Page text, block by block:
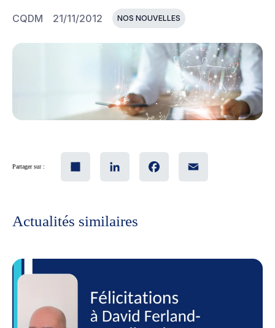
CQDM 21/11/2012 NOS NOUVELLES
Partager sur :
Actualités similaires